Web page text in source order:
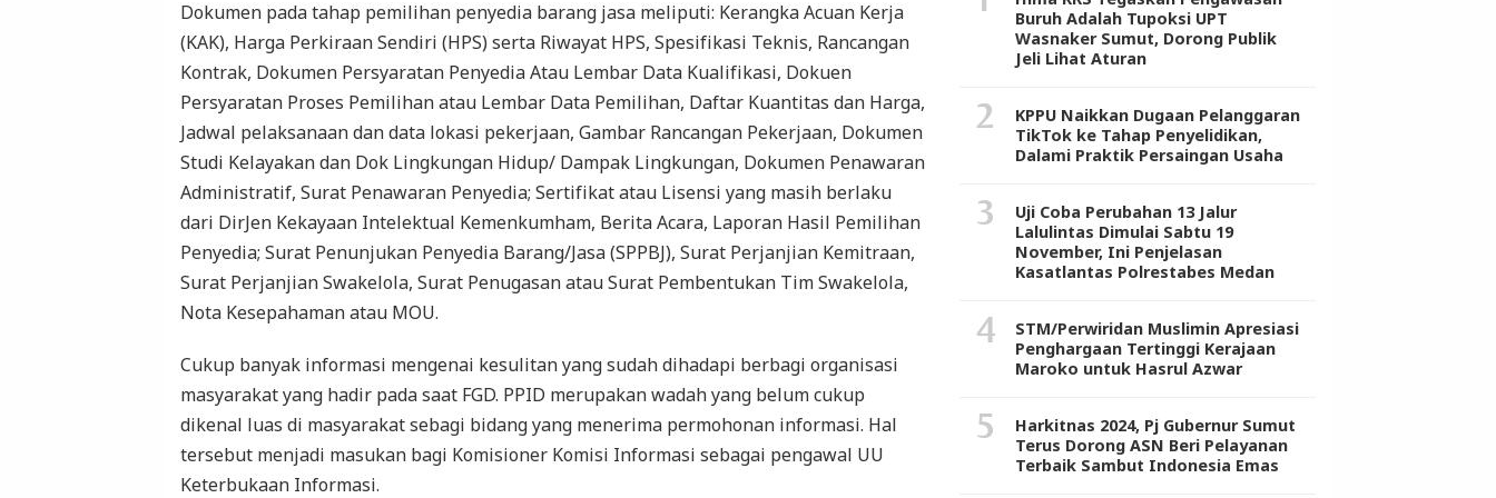
Dokumen pada tahap pemilihan penyedia barang jasa meliputi: Kerangka Acuan Kerja
(KAK), Harga Perkiraan Sendiri (HPS) serta Riwayat HPS, Spesifikasi Teknis, Rancangan
Kontrak, Dokumen Persyaratan Penyedia Atau Lembar Data Kualifikasi, Dokuen
Persyaratan Proses Pemilihan atau Lembar Data Pemilihan, Daftar Kuantitas dan Harga,
Jadwal pelaksanaan dan data lokasi pekerjaan, Gambar Rancangan Pekerjaan, Dokumen
Studi Kelayakan dan Dok Lingkungan Hidup/ Dampak Lingkungan, Dokumen Penawaran
Administratif, Surat Penawaran Penyedia; Sertifikat atau Lisensi yang masih berlaku
dari DirJen Kekayaan Intelektual Kemenkumham, Berita Acara, Laporan Hasil Pemilihan
Penyedia; Surat Penunjukan Penyedia Barang/Jasa (SPPBJ), Surat Perjanjian Kemitraan,
Surat Perjanjian Swakelola, Surat Penugasan atau Surat Pembentukan Tim Swakelola,
Nota Kesepahaman atau MOU.
Cukup banyak informasi mengenai kesulitan yang sudah dihadapi berbagi organisasi
masyarakat yang hadir pada saat FGD. PPID merupakan wadah yang belum cukup
dikenal luas di masyarakat sebagi bidang yang menerima permohonan informasi. Hal
tersebut menjadi masukan bagi Komisioner Komisi Informasi sebagai pengawal UU
Keterbukaan Informasi.
Buruh Adalah Tupoksi UPT
Wasnaker Sumut, Dorong Publik
Jeli Lihat Aturan
KPPU Naikkan Dugaan Pelanggaran
TikTok ke Tahap Penyelidikan,
Dalami Praktik Persaingan Usaha
Uji Coba Perubahan 13 Jalur
Lalulintas Dimulai Sabtu 19
November, Ini Penjelasan
Kasatlantas Polrestabes Medan
STM/Perwiridan Muslimin Apresiasi
Penghargaan Tertinggi Kerajaan
Maroko untuk Hasrul Azwar
Harkitnas 2024, Pj Gubernur Sumut
Terus Dorong ASN Beri Pelayanan
Terbaik Sambut Indonesia Emas